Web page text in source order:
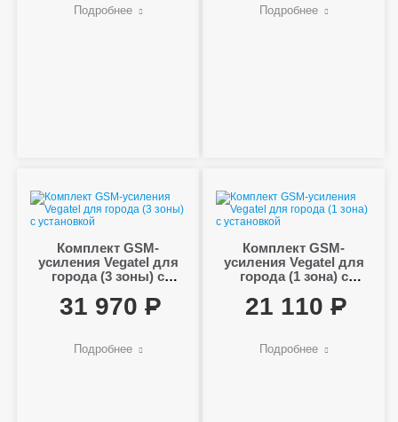
Подробнее Подробнее
Комплект GSM-
усиления Vegatel для
города (3 зоны) с
31 970
Подробнее
Комплект GSM-
усиления Vegatel для
города (1 зона) с
21 110
Подробнее